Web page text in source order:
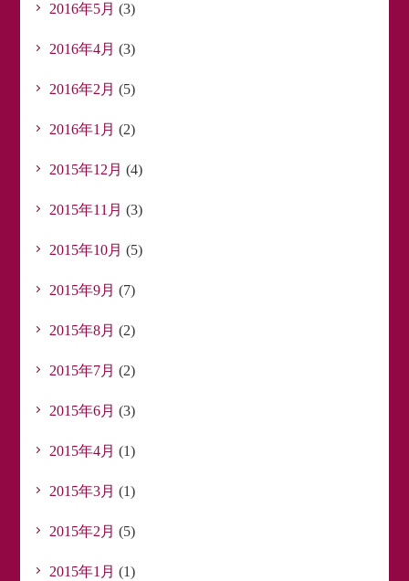
2016年5月 (3)
2016年4月 (3)
2016年2月 (5)
2016年1月 (2)
2015年12月 (4)
2015年11月 (3)
2015年10月 (5)
2015年9月 (7)
2015年8月 (2)
2015年7月 (2)
2015年6月 (3)
2015年4月 (1)
2015年3月 (1)
2015年2月 (5)
2015年1月 (1)